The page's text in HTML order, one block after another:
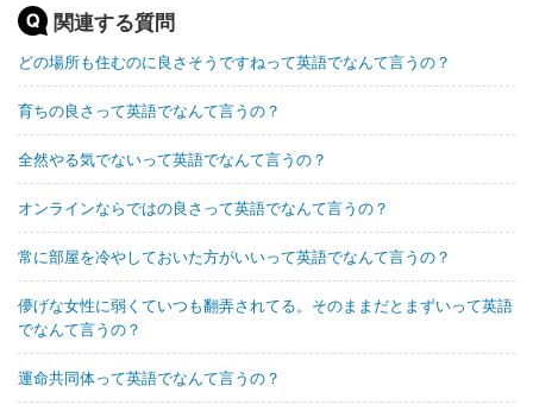
関連する質問
どの場所も住むのに良さそうですねって英語でなんて言うの？
育ちの良さって英語でなんて言うの？
全然やる気でないって英語でなんて言うの？
オンラインならではの良さって英語でなんて言うの？
常に部屋を冷やしておいた方がいいって英語でなんて言うの？
儚げな女性に弱くていつも翻弄されてる。そのままだとまずいって英語
でなんて言うの？
運命共同体って英語でなんて言うの？